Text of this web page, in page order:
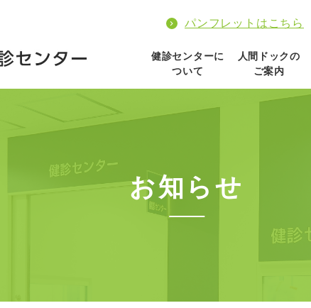
パンフレットはこちら
健診センターに
ついて
人間ドックの
ご案内
お知らせ